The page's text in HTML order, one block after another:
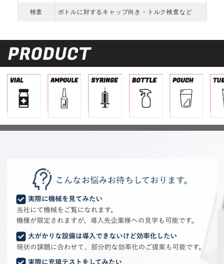
検査 ボトルに対するキャップ向き・トルク検査など